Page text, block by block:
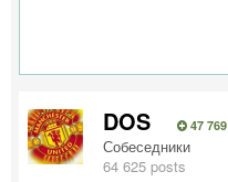
DOS 47 769
Собеседники
64 625 posts